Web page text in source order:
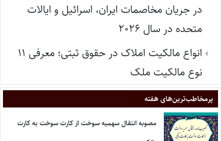
در جریان مخاصمات ایران، اسرائیل و ایالات
متحده در سال ۲۰۲۶
انواع مالکیت املاک در حقوق ثبتی؛ معرفی ۱۱
نوع مالکیت ملک
پر‌مخاطب‌ترین‌های هفته
مصوبه انتقال سهمیه سوخت از کارت سوخت به کارت